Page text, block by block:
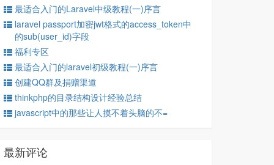
最适合入门的Laravel中级教程(一)序言
laravel passport加密jwt格式的access_token中
的sub(user_id)字段
福利专区
最适合入门的laravel初级教程(一)序言
创建QQ群及捐赠渠道
thinkphp的目录结构设计经验总结
javascript中的那些让人摸不着头脑的不=
最新评论